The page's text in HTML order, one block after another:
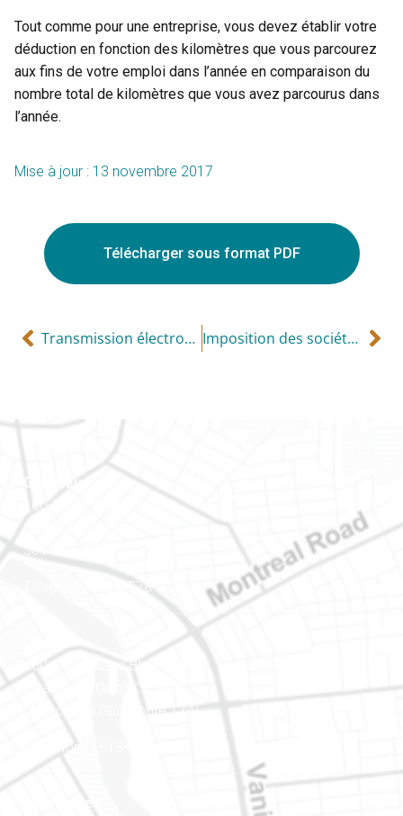
Tout comme pour une entreprise, vous devez établir votre
déduction en fonction des kilomètres que vous parcourez
aux fins de votre emploi dans l’année en comparaison du
nombre total de kilomètres que vous avez parcourus dans
l’année.
Mise à jour : 13 novembre 2017
Télécharger sous format PDF
Transmission électronique des feuillets de renseignements T4 Imposition des sociétés de personnes
Gatineau
100-200, rue Montcalm
Gatineau (Québec)
J8Y 3B5
Téléphone : 819-778-2428
400-1420, place Blair Towers
Ottawa (Ontario) K1J 9L8
(Adjacent à l’autoroute 174)
Téléphone : 613-745-8387
Est ontarien